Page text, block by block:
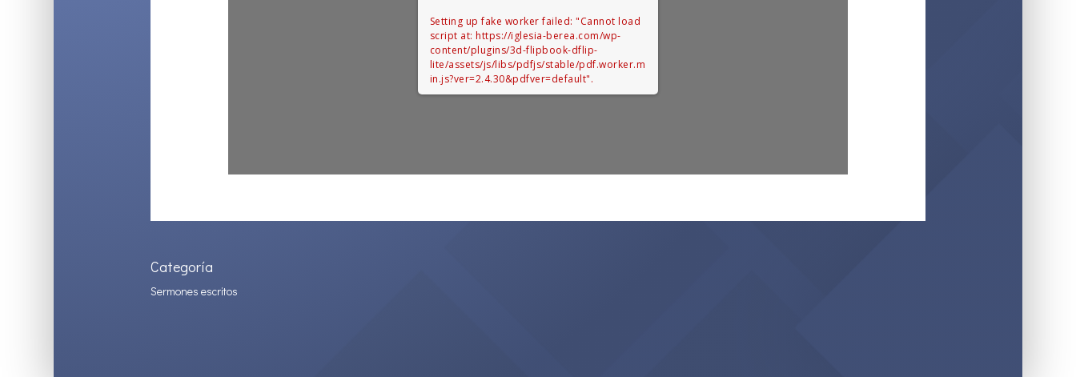
Setting up fake worker failed: "Cannot load
script at: https://iglesia-berea.com/wp-
content/plugins/3d-flipbook-dflip-
lite/assets/js/libs/pdfjs/stable/pdf.worker.m
in.js?ver=2.4.30&pdfver=default".
Categoría
Sermones escritos